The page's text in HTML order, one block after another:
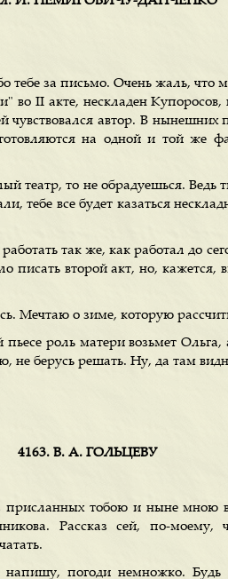
за письмо. Очень жаль, что
во II акте, нескладен
автор. В нынешних
на одной и той же
театр, то не обрадуешься. Ведь
тебе все будет казаться
так же, как работал до
писать второй акт, но, кажется,
Мечтаю о зиме, которую
роль матери возьмет Ольга,
не берусь решать. Ну, да там
4163. В. А. ГОЛЬЦЕВУ
присланных тобою и ныне мною
Рассказ сей, по-моему,
погоди немножко. Будь